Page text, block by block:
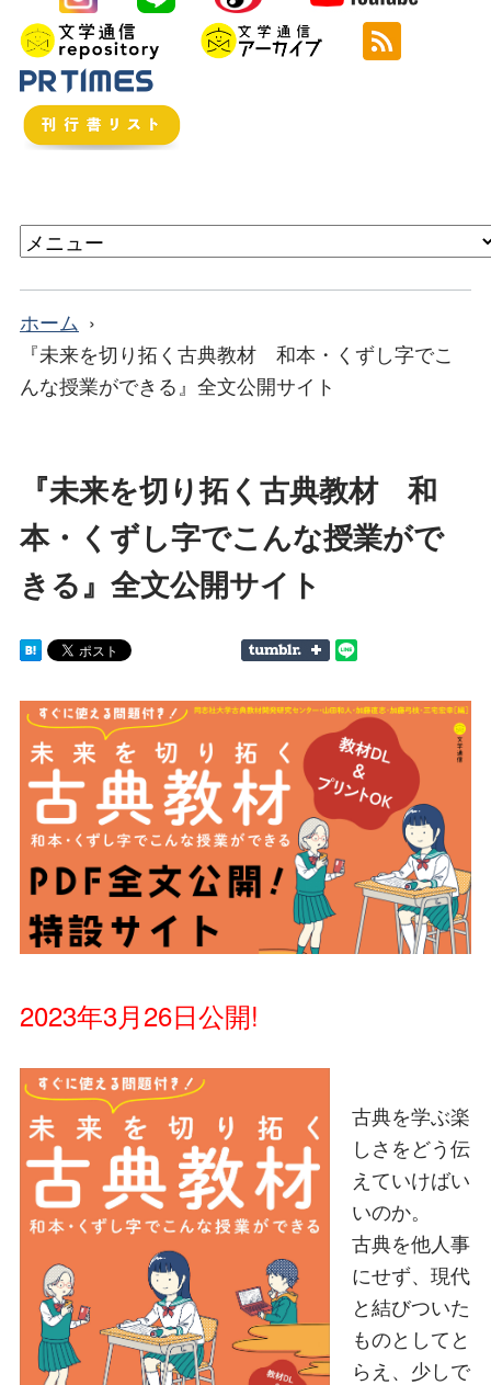
ホーム
『未来を切り拓く古典教材 和本・くずし字でこ
んな授業ができる』全文公開サイト
『未来を切り拓く古典教材 和
本・くずし字でこんな授業がで
きる』全文公開サイト
2023年3月26日公開!
古典を学ぶ楽
しさをどう伝
えていけばい
いのか。
古典を他人事
にせず、現代
と結びついた
ものとしてと
らえ、少しで